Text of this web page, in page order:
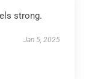
strong.
Jan 5, 2025